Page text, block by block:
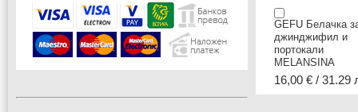
GEFU Белачка
джинджифил и
портокали
MELANSINA
16,00 € / 31.29